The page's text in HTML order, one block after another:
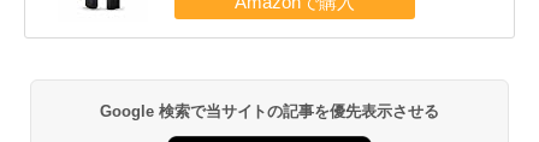
Google 検索で当サイトの記事を優先表示させる